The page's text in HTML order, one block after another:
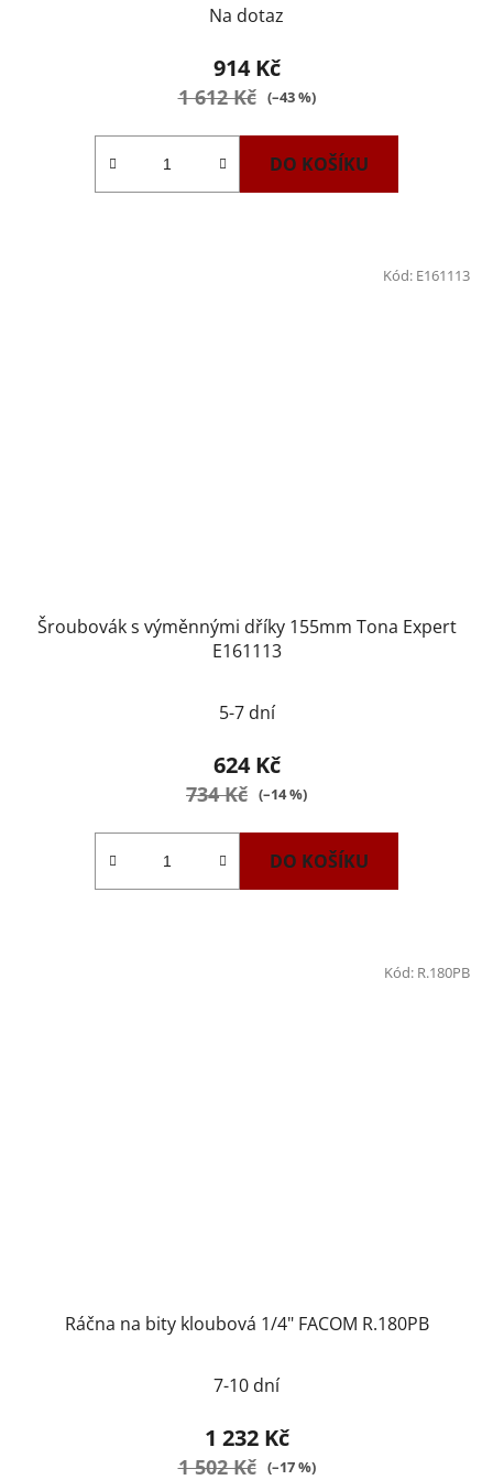
Na dotaz
914 Kč
1 612 Kč (–43 %)
DO KOŠÍKU
Šroubovák s výměnnými dříky 155mm Tona Expert
E161113
5-7 dní
624 Kč
734 Kč (–14 %)
DO KOŠÍKU
Kód: E161113
Ráčna na bity kloubová 1/4" FACOM R.180PB
hodnocení
produktu
je
7-10 dní
1 232 Kč
1 502 Kč (–17 %)
Kód: R.180PB